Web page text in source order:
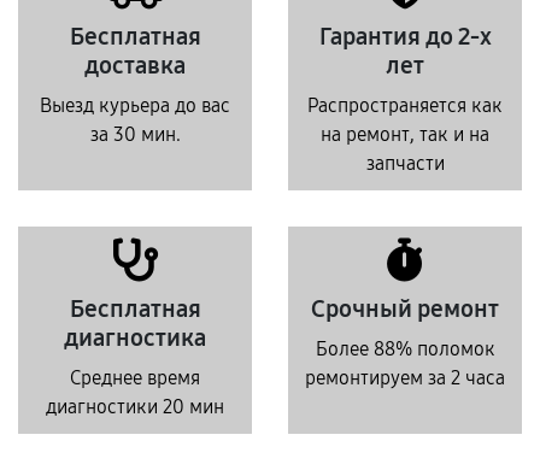
Бесплатная
доставка
Выезд курьера до вас
за 30 мин.
Гарантия до 2-х
лет
Распространяется как
на ремонт, так и на
запчасти
Бесплатная
диагностика
Среднее время
диагностики 20 мин
Срочный ремонт
Более 88% поломок
ремонтируем за 2 часа